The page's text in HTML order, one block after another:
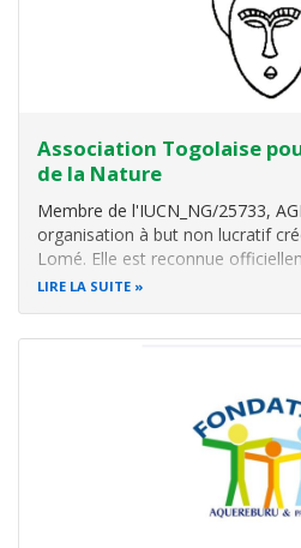
Association Togolaise
de la Nature
Membre de l'IUCN_NG/25733,
organisation à but non lucratif
Lomé. Elle est reconnue
déclaration N°0791/MISD-SG-
Missions
LIRE LA SUITE